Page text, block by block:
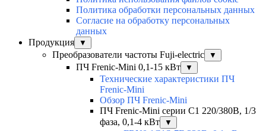
Политика обработки персональных данных
Согласие на обработку персональных
данных
Продукция
▼
Преобразователи частоты Fuji-electric ▼
ПЧ Frenic-Mini 0,1-15 кВт ▼
Технические характеристики ПЧ
Frenic-Mini
Обзор ПЧ Frenic-Mini
ПЧ Frenic-Mini серии C1 220/380В, 1/3
фаза, 0,1-4 кВт
▼